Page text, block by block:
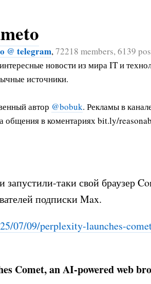
@ telegram,72218 members, 6139
новости из мира IT и
источники.
автор @bobuk. Рекламы в
общения в коментариях bit.ly/
таки свой браузер
подписки Max.
07/09/perplexity-launches-
Comet, an AI-powered web